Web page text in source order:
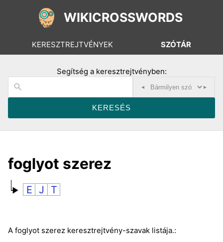
WIKICROSSWORDS
KERESZTREJTVÉNYEK SZÓTÁR
Segítség a keresztrejtvényben:
◂ ▸
foglyot szerez
E J T
A foglyot szerez keresztrejtvény-szavak listája.: